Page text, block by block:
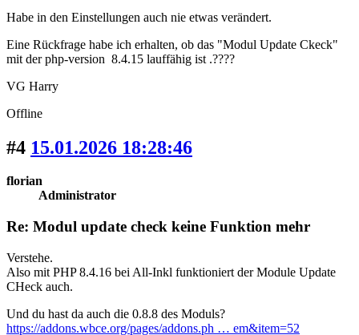
Habe in den Einstellungen auch nie etwas verändert.
Eine Rückfrage habe ich erhalten, ob das "Modul Update Ckeck"
mit der php-version 8.4.15 lauffähig ist .????
VG Harry
Offline
#4 15.01.2026 18:28:46
florian
Administrator
Re: Modul update check keine Funktion mehr
Verstehe.
Also mit PHP 8.4.16 bei All-Inkl funktioniert der Module Update
CHeck auch.
Und du hast da auch die 0.8.8 des Moduls?
https://addons.wbce.org/pages/addons.ph … em&item=52